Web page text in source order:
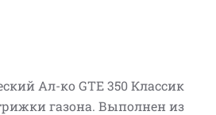
Ал-ко GTE 350 Классик
газона. Выполнен из